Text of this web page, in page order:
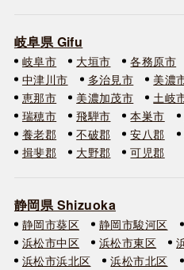
岐阜県 Gifu
岐阜市 大垣市 各務原市
中津川市
多治見市 美濃
恵那市
美濃加茂市 土岐
瑞穂市
飛騨市 本巣市
養老郡
不破郡 安八郡
揖斐郡
大野郡 可児郡
静岡県 Shizuoka
静岡市葵区 静岡市駿河区
浜松市中区
浜松市東区
浜松市浜北区
浜松市北区